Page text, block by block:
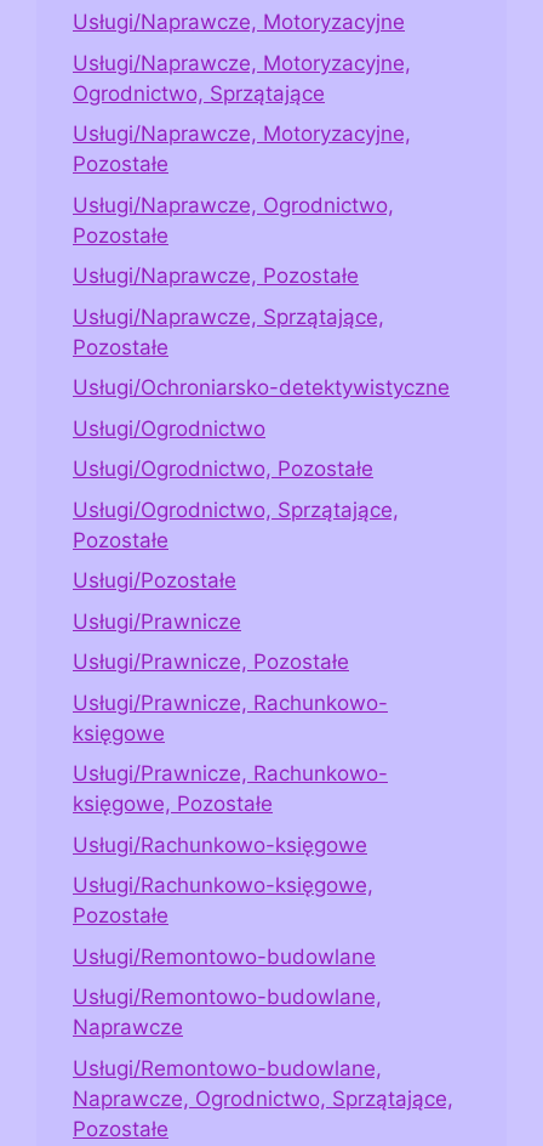
Usługi/Naprawcze, Motoryzacyjne
Usługi/Naprawcze, Motoryzacyjne,
Ogrodnictwo, Sprzątające
Usługi/Naprawcze, Motoryzacyjne,
Pozostałe
Usługi/Naprawcze, Ogrodnictwo,
Pozostałe
Usługi/Naprawcze, Pozostałe
Usługi/Naprawcze, Sprzątające,
Pozostałe
Usługi/Ochroniarsko-detektywistyczne
Usługi/Ogrodnictwo
Usługi/Ogrodnictwo, Pozostałe
Usługi/Ogrodnictwo, Sprzątające,
Pozostałe
Usługi/Pozostałe
Usługi/Prawnicze
Usługi/Prawnicze, Pozostałe
Usługi/Prawnicze, Rachunkowo-
księgowe
Usługi/Prawnicze, Rachunkowo-
księgowe, Pozostałe
Usługi/Rachunkowo-księgowe
Usługi/Rachunkowo-księgowe,
Pozostałe
Usługi/Remontowo-budowlane
Usługi/Remontowo-budowlane,
Naprawcze
Usługi/Remontowo-budowlane,
Naprawcze, Ogrodnictwo, Sprzątające,
Pozostałe